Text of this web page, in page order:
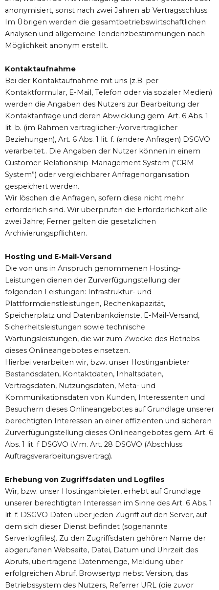
anonymisiert, sonst nach zwei Jahren ab Vertragsschluss.
Im Übrigen werden die gesamtbetriebswirtschaftlichen
Analysen und allgemeine Tendenzbestimmungen nach
Möglichkeit anonym erstellt.
Kontaktaufnahme
Bei der Kontaktaufnahme mit uns (z.B. per
Kontaktformular, E-Mail, Telefon oder via sozialer Medien)
werden die Angaben des Nutzers zur Bearbeitung der
Kontaktanfrage und deren Abwicklung gem. Art. 6 Abs. 1
lit. b. (im Rahmen vertraglicher-/vorvertraglicher
Beziehungen), Art. 6 Abs. 1 lit. f. (andere Anfragen) DSGVO
verarbeitet.. Die Angaben der Nutzer können in einem
Customer-Relationship-Management System (“CRM
System”) oder vergleichbarer Anfragenorganisation
gespeichert werden.
Wir löschen die Anfragen, sofern diese nicht mehr
erforderlich sind. Wir überprüfen die Erforderlichkeit alle
zwei Jahre; Ferner gelten die gesetzlichen
Archivierungspflichten.
Hosting und E-Mail-Versand
Die von uns in Anspruch genommenen Hosting-
Leistungen dienen der Zurverfügungstellung der
folgenden Leistungen: Infrastruktur- und
Plattformdienstleistungen, Rechenkapazität,
Speicherplatz und Datenbankdienste, E-Mail-Versand,
Sicherheitsleistungen sowie technische
Wartungsleistungen, die wir zum Zwecke des Betriebs
dieses Onlineangebotes einsetzen.
Hierbei verarbeiten wir, bzw. unser Hostinganbieter
Bestandsdaten, Kontaktdaten, Inhaltsdaten,
Vertragsdaten, Nutzungsdaten, Meta- und
Kommunikationsdaten von Kunden, Interessenten und
Besuchern dieses Onlineangebotes auf Grundlage unserer
berechtigten Interessen an einer effizienten und sicheren
Zurverfügungstellung dieses Onlineangebotes gem. Art. 6
Abs. 1 lit. f DSGVO i.V.m. Art. 28 DSGVO (Abschluss
Auftragsverarbeitungsvertrag).
Erhebung von Zugriffsdaten und Logfiles
Wir, bzw. unser Hostinganbieter, erhebt auf Grundlage
unserer berechtigten Interessen im Sinne des Art. 6 Abs. 1
lit. f. DSGVO Daten über jeden Zugriff auf den Server, auf
dem sich dieser Dienst befindet (sogenannte
Serverlogfiles). Zu den Zugriffsdaten gehören Name der
abgerufenen Webseite, Datei, Datum und Uhrzeit des
Abrufs, übertragene Datenmenge, Meldung über
erfolgreichen Abruf, Browsertyp nebst Version, das
Betriebssystem des Nutzers, Referrer URL (die zuvor